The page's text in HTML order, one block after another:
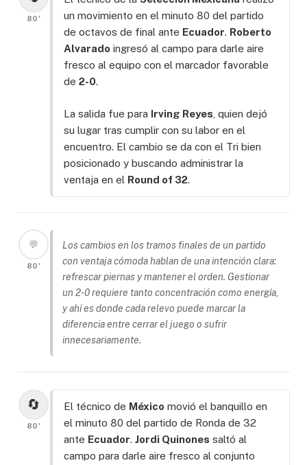
80'
un movimiento en el minuto 80 del partido
de octavos de final ante Ecuador. Roberto
Alvarado ingresó al campo para darle aire
fresco al equipo con el marcador favorable
de 2-0.
La salida fue para Irving Reyes , quien dejó
su lugar tras cumplir con su labor en el
encuentro. El cambio se da con el Tri bien
posicionado y buscando administrar la
ventaja en el Round of 32.
💬
80'
Los cambios en los tramos finales de un partido
con ventaja cómoda hablan de una intención clara:
refrescar piernas y mantener el orden. Gestionar
un 2-0 requiere tanto concentración como energía,
y ahí es donde cada relevo puede marcar la
diferencia entre cerrar el juego o sufrir
innecesariamente.
🔄
80'
El técnico de México movió el banquillo en
el minuto 80 del partido de Ronda de 32
ante Ecuador. Jordi Quinones saltó al
campo para darle aire fresco al conjunto